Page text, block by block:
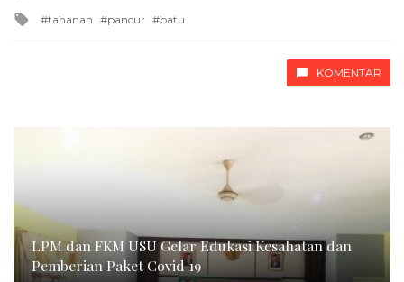
Tagged
tahanan pancur batu
KOMENTAR
LPM dan FKM USU Gelar Edukasi Kesahatan dan
Pemberian Paket Covid 19